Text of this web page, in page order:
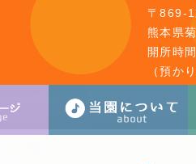
〒869-
熊本県
開所時
（預か